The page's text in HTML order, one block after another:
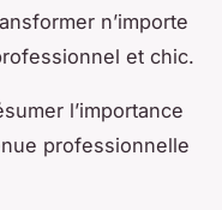
n’importe
et chic.
l’importance
professionnelle